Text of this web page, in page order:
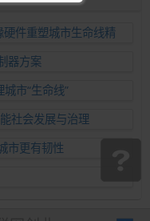
件重塑城市生命线精
器方案
市“生命线”
社会发展与治理
市更有韧性